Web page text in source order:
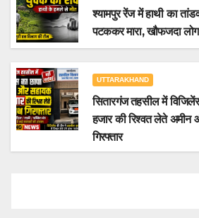
श्यामपुर रेंज में हाथी का
पटककर मारा, खौफजदा लोग
UTTARAKHAND
सितारगंज तहसील में
हजार की रिश्वत लेते अमीन
गिरफ्तार